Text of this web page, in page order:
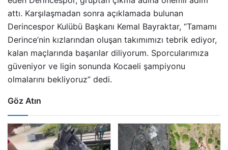
attı. Karşılaşmadan sonra açıklamada bulunan
Derincespor Kulübü Başkanı Kemal Bayraktar, “Tamamı
Derince’nin kızlarından oluşan takımımızı tebrik ediyor,
kalan maçlarında başarılar diliyorum. Sporcularımıza
güveniyor ve ligin sonunda Kocaeli şampiyonu
olmalarını bekliyoruz” dedi.
Göz Atın